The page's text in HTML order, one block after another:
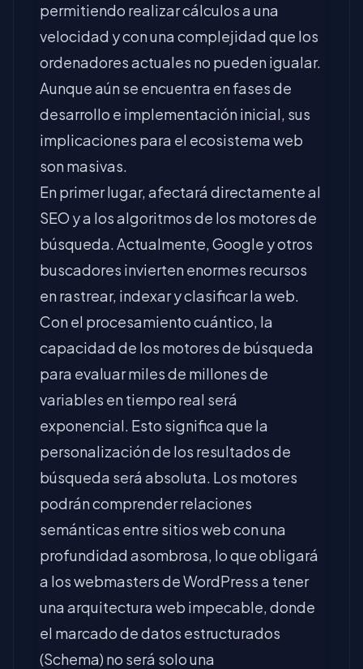
permitiendo realizar cálculos a una
velocidad y con una complejidad que los
ordenadores actuales no pueden igualar.
Aunque aún se encuentra en fases de
desarrollo e implementación inicial, sus
implicaciones para el ecosistema web
son masivas.
En primer lugar, afectará directamente al
SEO y a los algoritmos de los motores de
búsqueda. Actualmente, Google y otros
buscadores invierten enormes recursos
en rastrear, indexar y clasificar la web.
Con el procesamiento cuántico, la
capacidad de los motores de búsqueda
para evaluar miles de millones de
variables en tiempo real será
exponencial. Esto significa que la
personalización de los resultados de
búsqueda será absoluta. Los motores
podrán comprender relaciones
semánticas entre sitios web con una
profundidad asombrosa, lo que obligará
a los webmasters de WordPress a tener
una arquitectura web impecable, donde
el marcado de datos estructurados
(Schema) no será solo una